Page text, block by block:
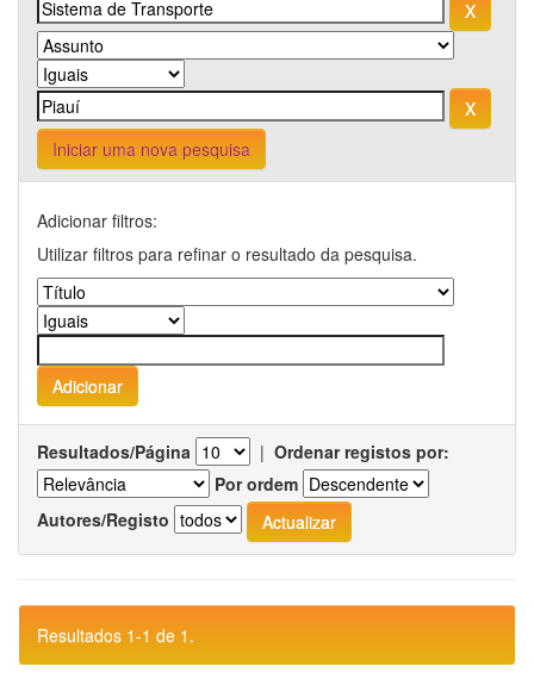
Iniciar uma nova pesquisa
Adicionar filtros:
Utilizar filtros para refinar o resultado da pesquisa.
Resultados/Página | Ordenar registos por:
Por ordem
Autores/Registo
Resultados 1-1 de 1.